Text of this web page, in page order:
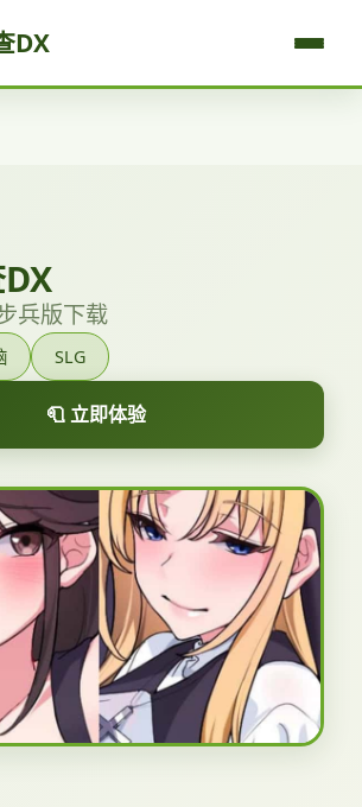
DX
兵版下载
SLG
🧻 立即体验